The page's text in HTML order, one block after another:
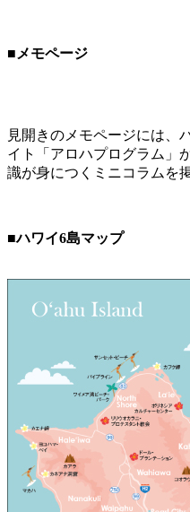
■メモページ
見開きのメモページには、
イト「アロハプログラム」
識が身につくミニコラムを
■ハワイ6島マップ